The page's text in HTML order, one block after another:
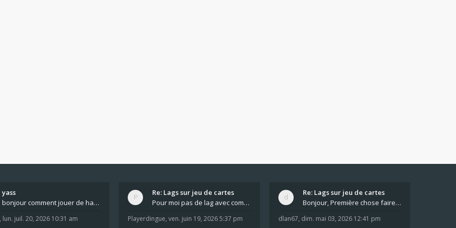
yass
bonjour comment jouer de haut en bas tout atout mi
lun. juil. 20, 2026 10:31 am
Re: Lags sur jeu de cartes
Pour moi pas de lag avec comme navigateur Chrome
Playerdingue, ven. juin 19, 2026 5:37 pm
Re: Lags sur jeu de cartes
Bonjour, Première chose faire un arrêt complet de
dlan67, dim. mai 03, 2026 12:41 pm